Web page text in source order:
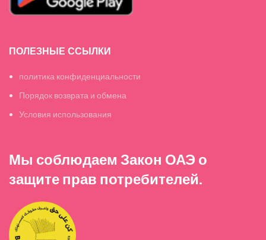
Мы соблюдаем Закон ОАЭ о
защите прав потребителей.
ПОЛЕЗНЫЕ ССЫЛКИ
политика конфиденциальности
Порядок возврата и обмена
Условия использования